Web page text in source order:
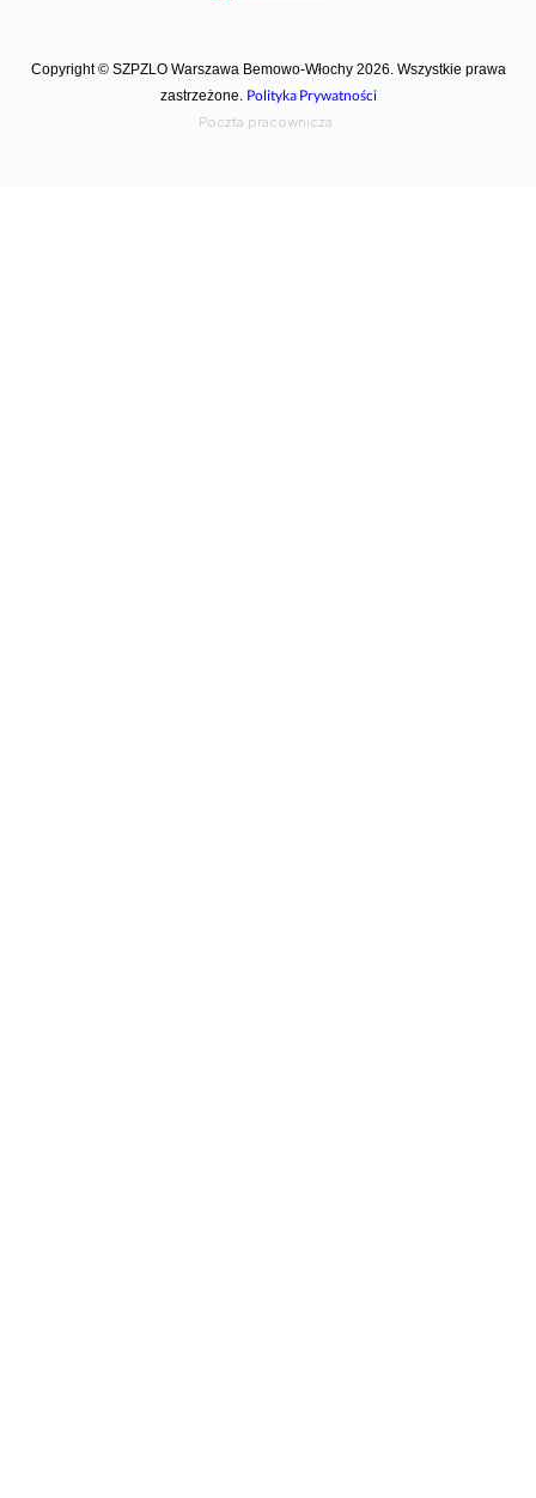
Copyright © SZPZLO Warszawa Bemowo-Włochy 2026. Wszystkie prawa
zastrzeżone. Polityka Prywatności
Poczta pracownicza